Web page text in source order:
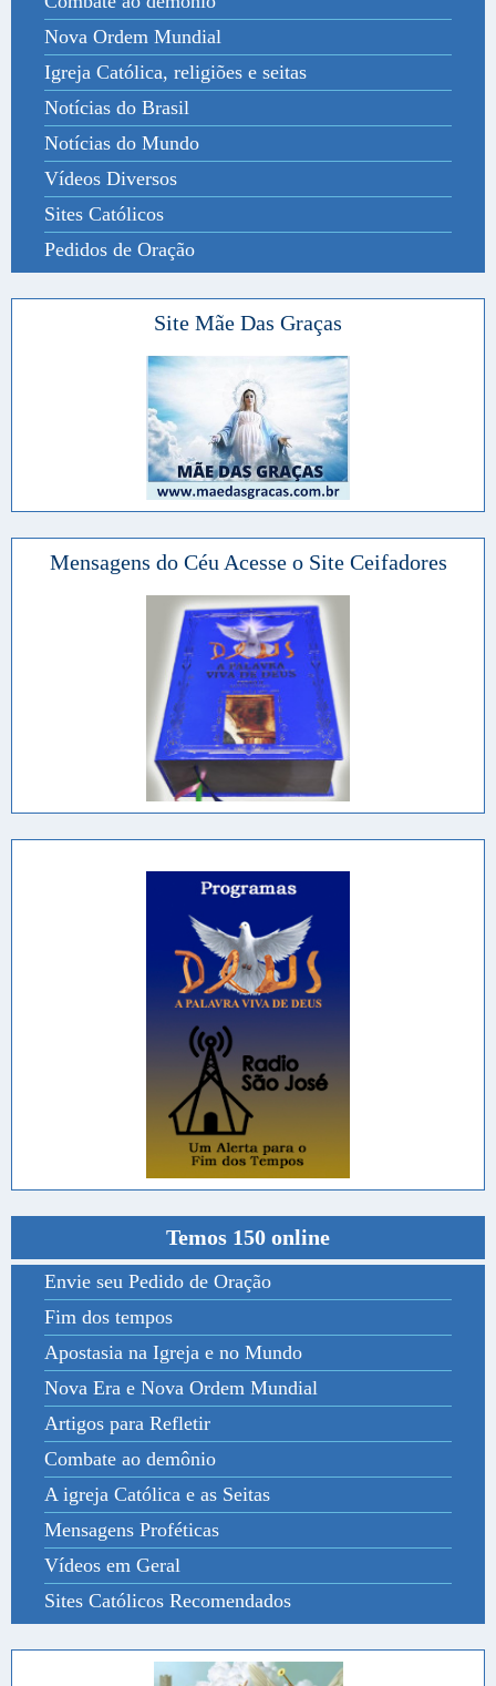
Nova Ordem Mundial
Igreja Católica, religiões e seitas
Notícias do Brasil
Notícias do Mundo
Vídeos Diversos
Sites Católicos
Pedidos de Oração
Site Mãe Das Graças
Mensagens do Céu Acesse o Site Ceifadores
Temos 150 online
Envie seu Pedido de Oração
Fim dos tempos
Apostasia na Igreja e no Mundo
Nova Era e Nova Ordem Mundial
Artigos para Refletir
Combate ao demônio
A igreja Católica e as Seitas
Mensagens Proféticas
Vídeos em Geral
Sites Católicos Recomendados